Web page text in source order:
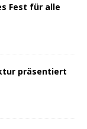
Fest für alle
präsentiert